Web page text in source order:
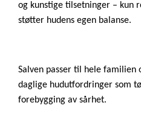
og kunstige tilsetninger – kun
støtter hudens egen balanse.
Salven passer til hele familien
daglige hudutfordringer som
forebygging av sårhet.